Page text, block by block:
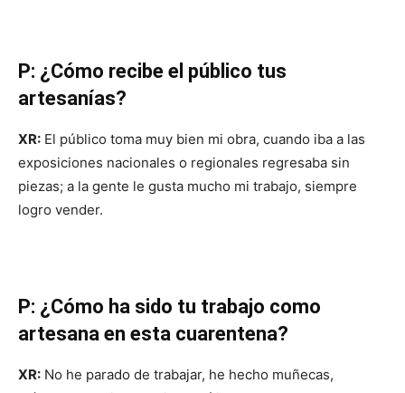
P: ¿Cómo recibe el público tus
artesanías?
XR: El público toma muy bien mi obra, cuando iba a las
exposiciones nacionales o regionales regresaba sin
piezas; a la gente le gusta mucho mi trabajo, siempre
logro vender.
P: ¿Cómo ha sido tu trabajo como
artesana en esta cuarentena?
XR: No he parado de trabajar, he hecho muñecas,